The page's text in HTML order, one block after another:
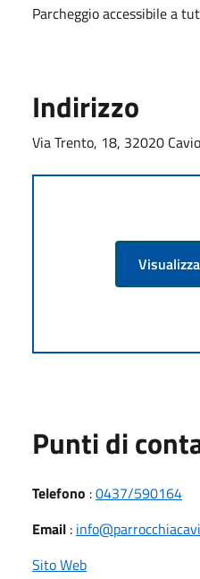
Parcheggio accessibile a
Indirizzo
Via Trento, 18, 32020
Punti di
Telefono :0437/590164
Email :
Sito Web